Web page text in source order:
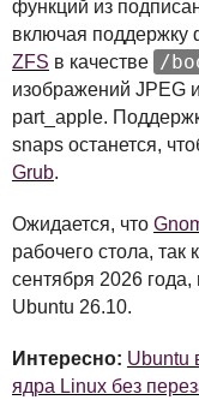
функций из
включая поддержку
ZFS в качестве /
изображений JPEG и
part_apple.
snaps останется,
Grub.
Ожидается, что
рабочего стола, так
сентября 2026
Ubuntu 26.10.
Интересно: Ubuntu
ядра Linux без